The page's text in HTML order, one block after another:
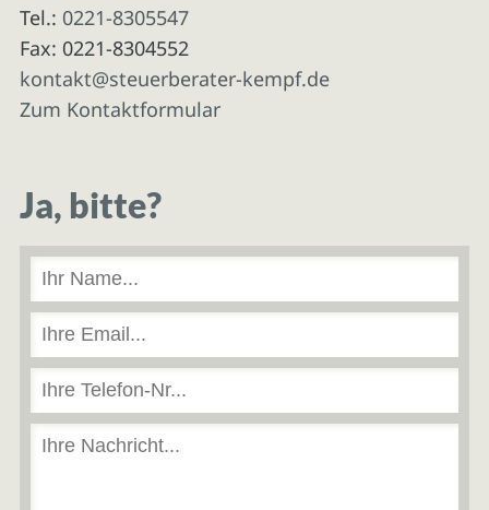
Tel.: 0221-8305547
Fax: 0221-8304552
kontakt@steuerberater-kempf.de
Zum Kontaktformular
Ja, bitte?